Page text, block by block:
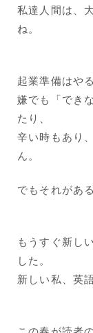
私達人間は、
ね。
起業準備はや
嫌でも「でき
たり、
辛い時もあり
ん。
でもそれがあ
もうすぐ新し
した。
新しい私、英